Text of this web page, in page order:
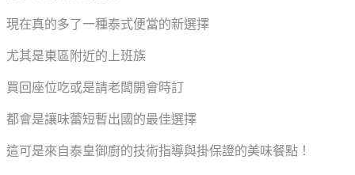
現在真的多了一種泰式便當的新選擇
尤其是東區附近的上班族
買回座位吃或是請老闆開會時訂
都會是讓味蕾短暫出國的最佳選擇
這可是來自泰皇御廚的技術指導與掛保證的美味餐點！